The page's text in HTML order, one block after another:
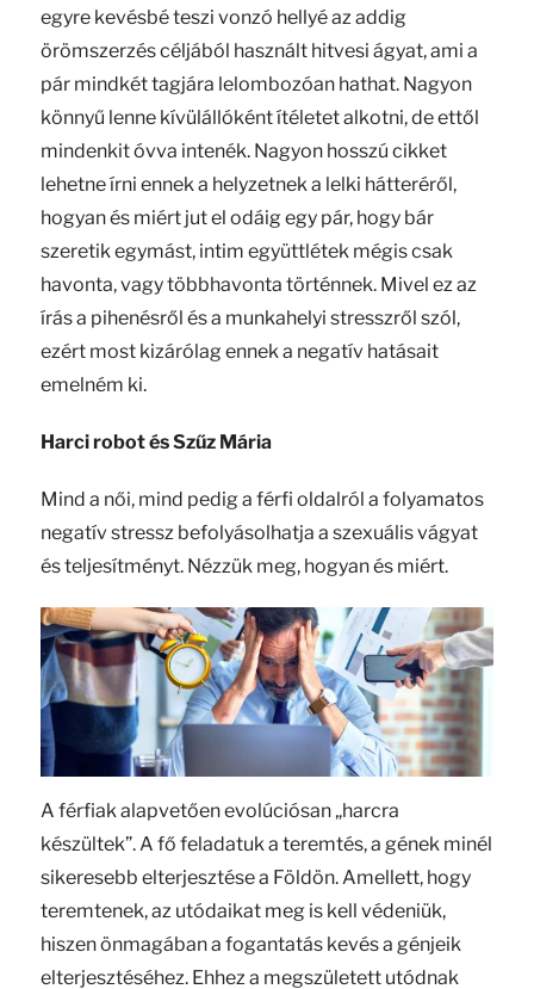
egyre kevésbé teszi vonzó hellyé az addig
örömszerzés céljából használt hitvesi ágyat, ami a
pár mindkét tagjára lelombozóan hathat. Nagyon
könnyű lenne kívülállóként ítéletet alkotni, de ettől
mindenkit óvva intenék. Nagyon hosszú cikket
lehetne írni ennek a helyzetnek a lelki hátteréről,
hogyan és miért jut el odáig egy pár, hogy bár
szeretik egymást, intim együttlétek mégis csak
havonta, vagy többhavonta történnek. Mivel ez az
írás a pihenésről és a munkahelyi stresszről szól,
ezért most kizárólag ennek a negatív hatásait
emelném ki.
Harci robot és Szűz Mária
Mind a női, mind pedig a férfi oldalról a folyamatos
negatív stressz befolyásolhatja a szexuális vágyat
és teljesítményt. Nézzük meg, hogyan és miért.
A férfiak alapvetően evolúciósan „harcra
készültek”. A fő feladatuk a teremtés, a gének minél
sikeresebb elterjesztése a Földön. Amellett, hogy
teremtenek, az utódaikat meg is kell védeniük,
hiszen önmagában a fogantatás kevés a génjeik
elterjesztéséhez. Ehhez a megszületett utódnak